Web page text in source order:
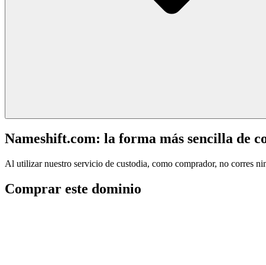
Nameshift.com: la forma más sencilla de
Al utilizar nuestro servicio de custodia, como comprador, no corres
Comprar este dominio